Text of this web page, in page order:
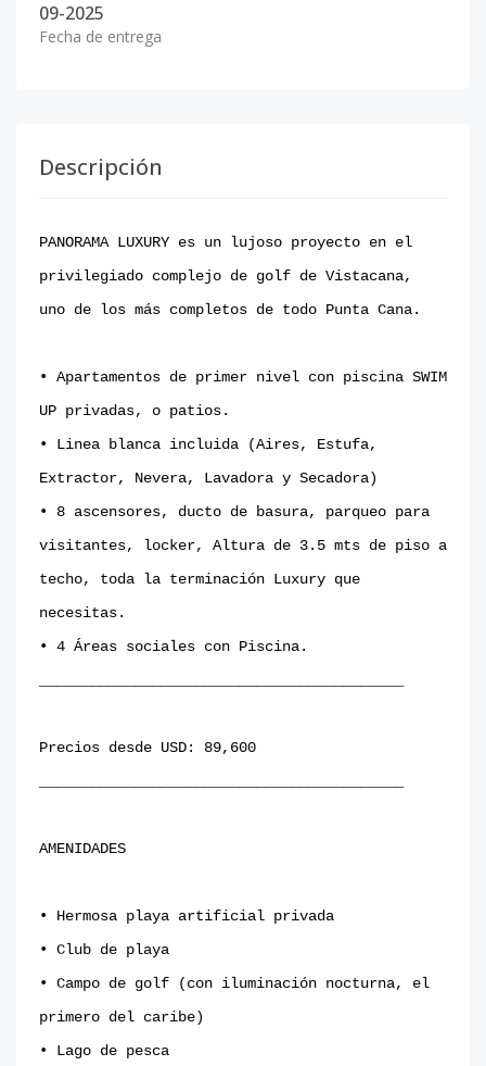
09-2025
Fecha de entrega
Descripción
PANORAMA LUXURY es un lujoso proyecto en el
privilegiado complejo de golf de Vistacana,
uno de los más completos de todo Punta Cana.
• Apartamentos de primer nivel con piscina SWIM
UP privadas, o patios.
• Linea blanca incluida (Aires, Estufa,
Extractor, Nevera, Lavadora y Secadora)
• 8 ascensores, ducto de basura, parqueo para
visitantes, locker, Altura de 3.5 mts de piso a
techo, toda la terminación Luxury que
necesitas.
• 4 Áreas sociales con Piscina.
Precios desde USD: 89,600
AMENIDADES
• Hermosa playa artificial privada
• Club de playa
• Campo de golf (con iluminación nocturna, el
primero del caribe)
• Lago de pesca